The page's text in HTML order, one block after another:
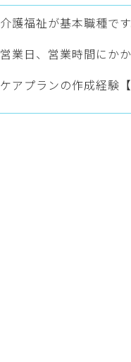
介護福祉が基本職種です
営業日、営業時間にか
ケアプランの作成経験